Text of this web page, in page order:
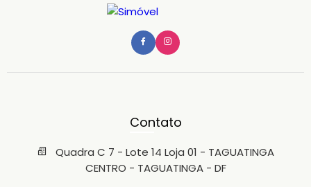
Contato
Quadra C 7 - Lote 14 Loja 01 - TAGUATINGA
CENTRO - TAGUATINGA - DF